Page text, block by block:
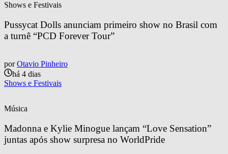
Shows e Festivais
Pussycat Dolls anunciam primeiro show no Brasil com
a turnê “PCD Forever Tour”
por Otavio Pinheiro
há 4 dias
Shows e Festivais
Música
Madonna e Kylie Minogue lançam “Love Sensation”
juntas após show surpresa no WorldPride